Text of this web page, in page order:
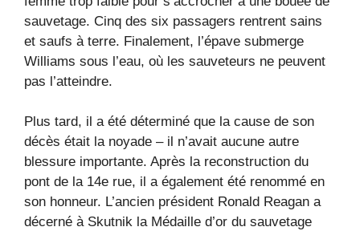
sauvetage. Cinq des six passagers rentrent sains
et saufs à terre. Finalement, l’épave submerge
Williams sous l’eau, où les sauveteurs ne peuvent
pas l’atteindre.
Plus tard, il a été déterminé que la cause de son
décès était la noyade – il n’avait aucune autre
blessure importante. Après la reconstruction du
pont de la 14e rue, il a également été renommé en
son honneur. L’ancien président Ronald Reagan a
décerné à Skutnik la Médaille d’or du sauvetage